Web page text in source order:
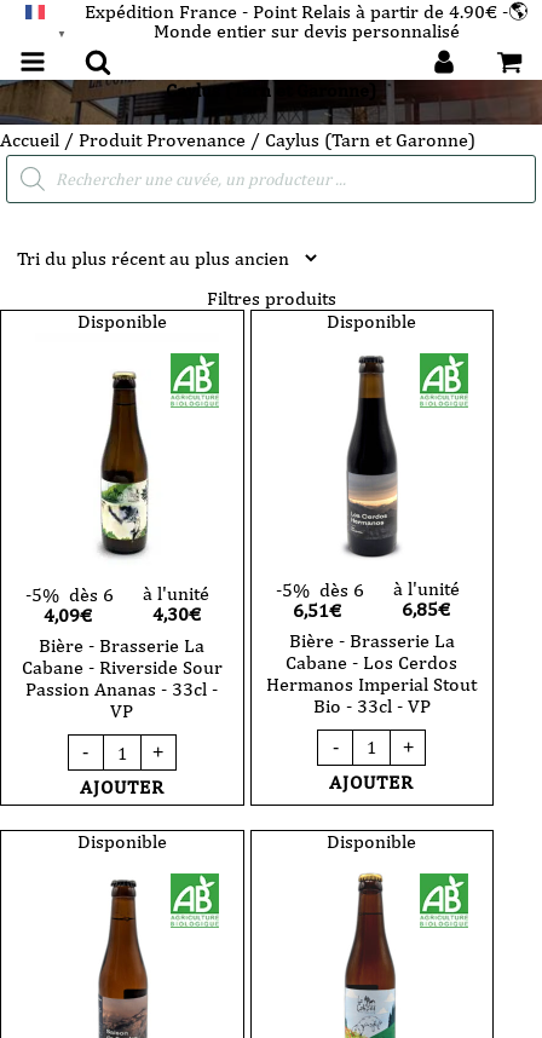
▼
Expédition France - Point Relais à partir de 4.90€ -🌎
Monde entier sur devis personnalisé
Caylus (Tarn et Garonne)
Accueil / Produit Provenance / Caylus (Tarn et Garonne)
Recherche
Filtres produits
Disponible
-5% dès 6
4,09€
à l'unité
4,30€
Bière - Brasserie La
Cabane - Riverside Sour
Passion Ananas - 33cl -
VP
-
quantité
de
Bière
-
La
Cabane
Riverside
Sour
Passion
Ananas
-
33cl
-
VP
+
AJOUTER
Disponible
-5% dès 6
6,51€
à l'unité
6,85€
Bière - Brasserie La
Cabane - Los Cerdos
Hermanos Imperial Stout
Bio - 33cl - VP
-
quantité
de
Bière
-
La
Cabane
-
Los
Cerdos
Hermanos
Imperial
Stout
Bio
-
33cl
+
AJOUTER
Disponible Disponible